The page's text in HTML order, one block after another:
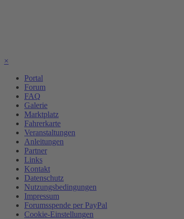
×
Portal
Forum
FAQ
Galerie
Marktplatz
Fahrerkarte
Veranstaltungen
Anleitungen
Partner
Links
Kontakt
Datenschutz
Nutzungsbedingungen
Impressum
Forumsspende per PayPal
Cookie-Einstellungen